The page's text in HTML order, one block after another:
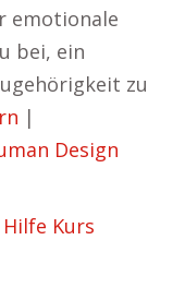
emotionale
bei, ein
zu
|
Design
Kurs